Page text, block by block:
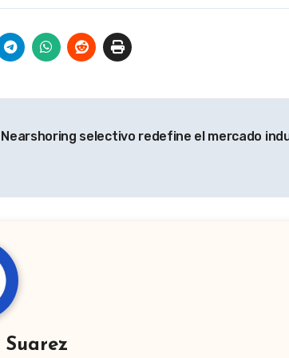
Nearshoring selectivo redefine el mercado